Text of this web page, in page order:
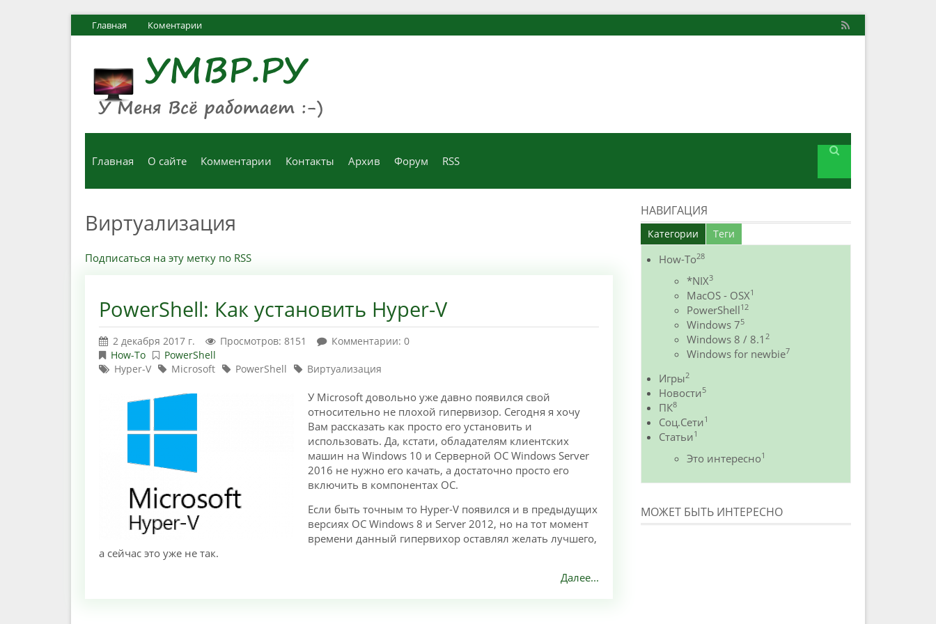
Главная Коментарии
Главная О сайте Комментарии Контакты Архив Форум RSS
Виртуализация
Подписаться на эту метку по RSS
PowerShell: Как установить Hyper-V
2 декабря 2017 г. Просмотров: 8151
Комментарии: 0
How-To
PowerShell
Hyper-V
Microsoft PowerShell Виртуализация
У Microsoft довольно уже давно появился свой
относительно не плохой гипервизор. Сегодня я хочу
Вам рассказать как просто его установить и
использовать. Да, кстати, обладателям клиентских
машин на Windows 10 и Серверной ОС Windows Server
2016 не нужно его качать, а достаточно просто его
включить в компонентах ОС.
Если быть точным то Hyper-V появился и в предыдущих
версиях ОС Windows 8 и Server 2012, но на тот момент
времени данный гипервихор оставлял желать лучшего,
а сейчас это уже не так.
Далее...
НАВИГАЦИЯ
Категории Теги
How-To28
*NIX3
MacOS - OSX1
PowerShell12
Windows 75
Windows 8 / 8.1 2
Windows for newbie7
Игры2
Новости5
ПК8
Соц.Сети1
Статьи1
Это интересно1
МОЖЕТ БЫТЬ ИНТЕРЕСНО